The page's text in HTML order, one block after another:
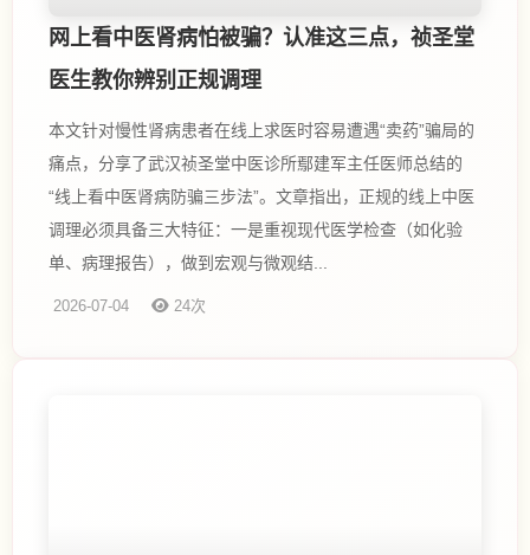
网上看中医肾病怕被骗？认准这三点，祯圣堂
医生教你辨别正规调理
本文针对慢性肾病患者在线上求医时容易遭遇“卖药”骗局的
痛点，分享了武汉祯圣堂中医诊所鄢建军主任医师总结的
“线上看中医肾病防骗三步法”。文章指出，正规的线上中医
调理必须具备三大特征：一是重视现代医学检查（如化验
单、病理报告），做到宏观与微观结...
2026-07-04 24次